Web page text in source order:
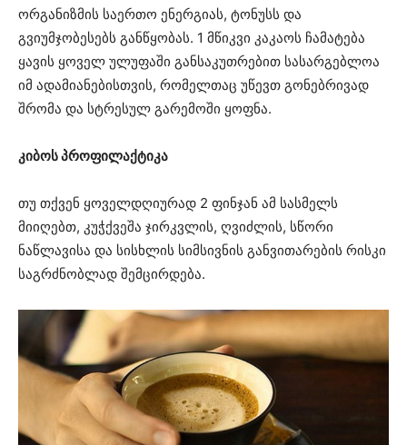
ორგანიზმის საერთო ენერგიას, ტონუსს და
გვიუმჯობესებს განწყობას. 1 მწიკვი კაკაოს ჩამატება
ყავის ყოველ ულუფაში განსაკუთრებით სასარგებლოა
იმ ადამიანებისთვის, რომელთაც უწევთ გონებრივად
შრომა და სტრესულ გარემოში ყოფნა.
კიბოს პროფილაქტიკა
თუ თქვენ ყოველდღიურად 2 ფინჯან ამ სასმელს
მიიღებთ, კუჭქვეშა ჯირკვლის, ღვიძლის, სწორი
ნაწლავისა და სისხლის სიმსივნის განვითარების რისკი
საგრძნობლად შემცირდება.